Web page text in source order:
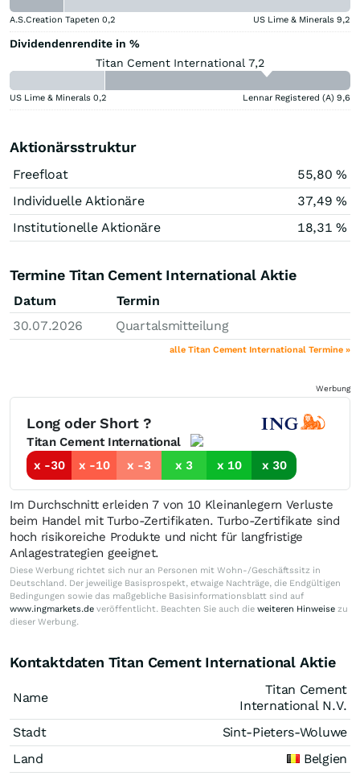
A.S.Creation Tapeten 0,2 US Lime & Minerals 9,2
Dividendenrendite in %
Titan Cement International 7,2
US Lime & Minerals 0,2 Lennar Registered (A) 9,6
Aktionärsstruktur
Freefloat
55,80 %
Individuelle Aktionäre
37,49 %
Institutionelle Aktionäre
18,31 %
Termine Titan Cement International Aktie
Datum
Termin
30.07.2026
Quartalsmitteilung
alle Titan Cement International Termine »
Werbung
Long oder Short ?
Titan Cement International
x -30
x -10 x -3 x 3 x 10 x 30
Im Durchschnitt erleiden 7 von 10 Kleinanlegern Verluste
beim Handel mit Turbo-Zertifikaten. Turbo-Zertifikate sind
hoch risikoreiche Produkte und nicht für langfristige
Anlagestrategien geeignet.
Diese Werbung richtet sich nur an Personen mit Wohn-/Geschäftssitz in
Deutschland. Der jeweilige Basisprospekt, etwaige Nachträge, die Endgültigen
Bedingungen sowie das maßgebliche Basisinformationsblatt sind auf
www.ingmarkets.de veröffentlicht. Beachten Sie auch die weiteren Hinweise zu
dieser Werbung.
Kontaktdaten Titan Cement International Aktie
Name
Titan Cement
International N.V.
Stadt
Sint-Pieters-Woluwe
Land
Belgien